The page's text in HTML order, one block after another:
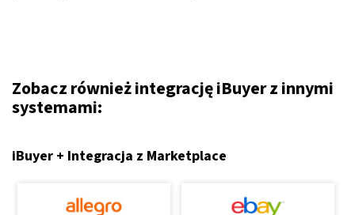
Zobacz również integrację iBuyer z innymi
systemami:
iBuyer + Integracja z Marketplace